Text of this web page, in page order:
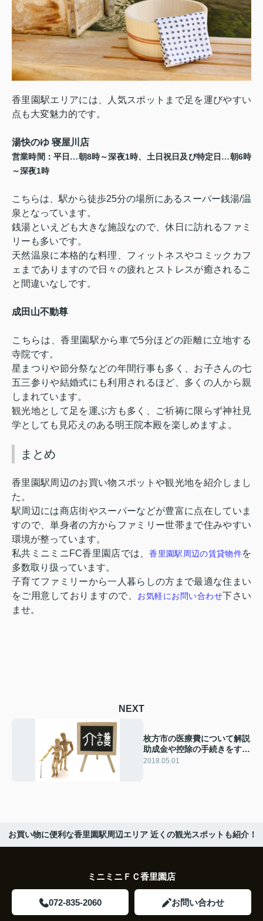
香里園駅エリアには、人気スポットまで足を運びやすい
点も大変魅力的です。
湯快のゆ 寝屋川店
営業時間：平日…朝8時～深夜1時、土日祝日及び特定日…朝6時
～深夜1時
こちらは、駅から徒歩25分の場所にあるスーパー銭湯/温
泉となっています。
銭湯といえども大きな施設なので、休日に訪れるファミ
リーも多いです。
天然温泉に本格的な料理、フィットネスやコミックカフ
ェまでありますので日々の疲れとストレスが癒されるこ
と間違いなしです。
成田山不動尊
こちらは、香里園駅から車で5分ほどの距離に立地する
寺院です。
星まつりや節分祭などの年間行事も多く、お子さんの七
五三参りや結婚式にも利用されるほど、多くの人から親
しまれています。
観光地として足を運ぶ方も多く、ご祈祷に限らず神社見
学としても見応えのある明王院本殿を楽しめますよ。
まとめ
香里園駅周辺のお買い物スポットや観光地を紹介しまし
た。
駅周辺には商店街やスーパーなどが豊富に点在していま
すので、単身者の方からファミリー世帯まで住みやすい
環境が整っています。
私共ミニミニ FC香里園店では、香里園駅周辺の賃貸物件を
多数取り扱っています。
子育てファミリーから一人暮らしの方まで最適な住まい
をご用意しておりますので、 お気軽にお問い合わせ下さい
ませ。
NEXT
枚方市の医療費について解説
助成金や控除の手続きをする
には？
2018.05.01
お買い物に便利な香里園駅周辺エリア 近くの観光スポットも紹介！
ミニミニＦＣ香里園店
072-835-2060 お問い合わせ